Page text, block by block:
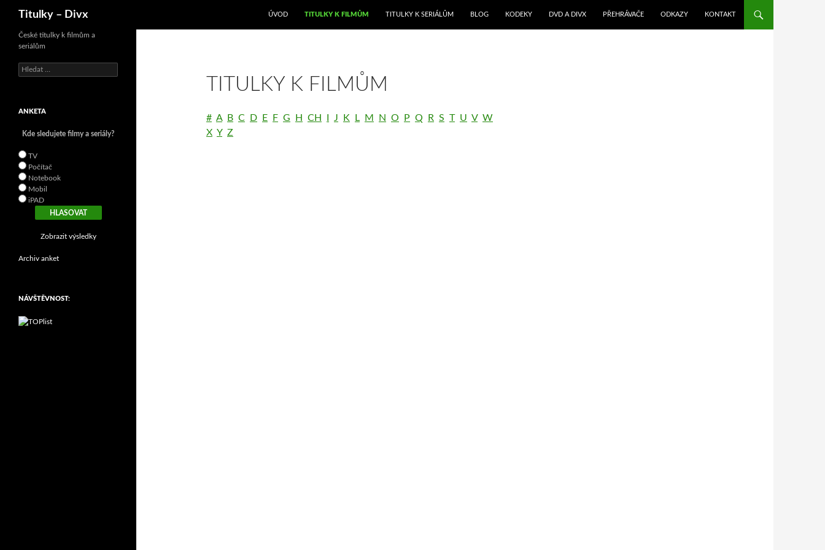
Titulky – Divx
ÚVOD
TITULKY K FILMŮM TITULKY K SERIÁLŮM BLOG KODEKY DVD A DIVX PŘEHRÁVAČE ODKAZY KONTAKT
TITULKY K FILMŮM
# A B C D E F G H CH J K L M N O P Q R S T U V W
X Y Z
České titulky k filmům a
seriálům
V
y
e
á
n
í
ANKETA
Kde sledujete filmy a seriály?
TV
Počítač
Notebook
Mobil
iPAD
Zobrazit výsledky
Archiv anket
NÁVŠTĚVNOST: